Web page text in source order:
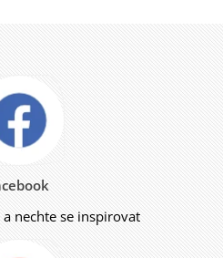
nechte se inspirovat